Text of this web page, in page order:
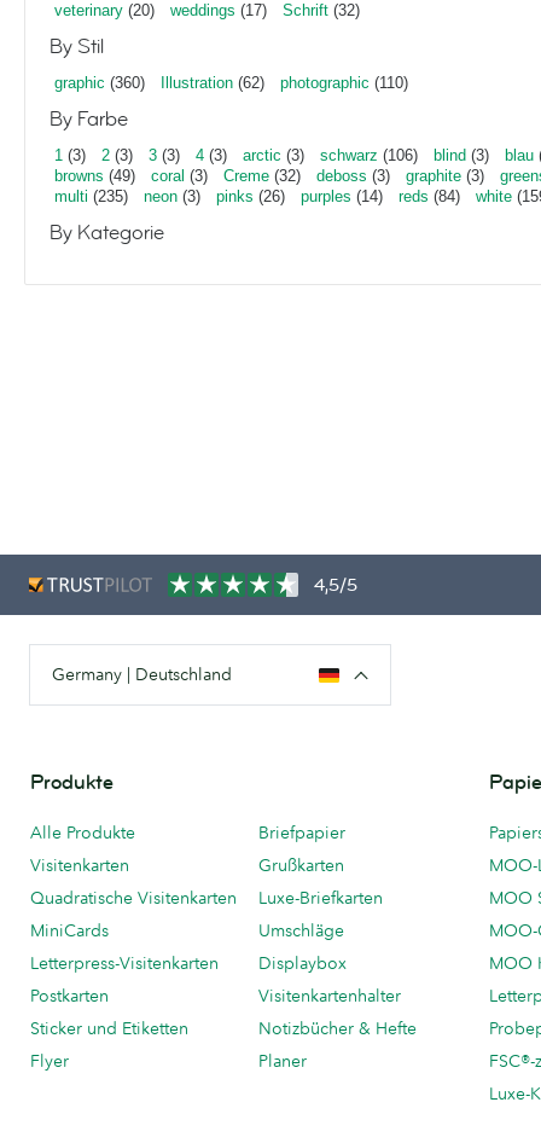
veterinary (20) weddings (17) Schrift (32)
By Stil
graphic (360) Illustration (62) photographic (110)
By Farbe
1 (3) 2 (3) 3 (3) 4 (3) arctic (3) schwarz (106) blind (3) blau
browns (49) coral (3) Creme (32) deboss (3) graphite (3)
multi (235) neon (3) pinks (26) purples (14) reds (84) white
By Kategorie
4,5/5
Germany | Deutschland
Produkte
Alle Produkte
Visitenkarten
Quadratische Visitenkarten
MiniCards
Letterpress-Visitenkarten
Postkarten
Sticker und Etiketten
Flyer
Briefpapier
Grußkarten
Luxe-Briefkarten
Umschläge
Displaybox
Visitenkartenhalter
Notizbücher & Hefte
Planer
MOO-
MOO
MOO
Luxe-